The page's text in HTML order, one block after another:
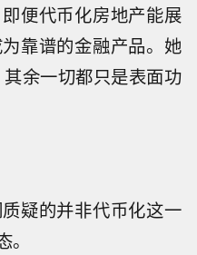
便代币化房地产能展
靠谱的金融产品。她
余一切都只是表面功
疑的并非代币化这一